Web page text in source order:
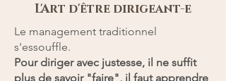
L'Art d'être dirigeant-e
Le management traditionnel
s'essouffle.
Pour diriger avec justesse, il ne suffit
plus de savoir "faire", il faut apprendre